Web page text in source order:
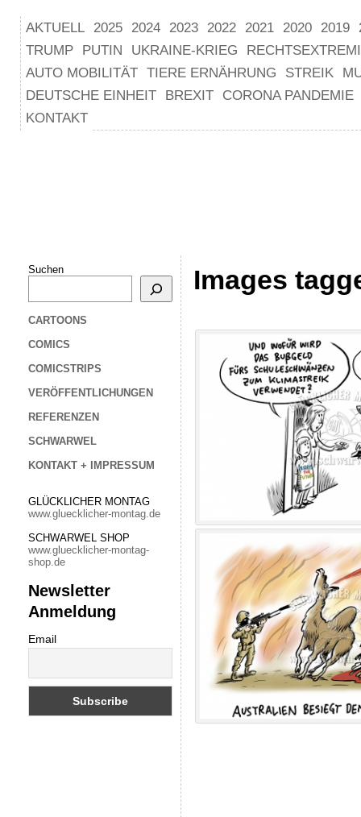
AKTUELL 2025 2024 2023 2022 2021 2020 2019
TRUMP
PUTIN UKRAINE-KRIEG
AUTO MOBILITÄT TIERE ERNÄHRUNG STREIK
DEUTSCHE EINHEIT
BREXIT
CORONA PANDEMIE
KONTAKT
Suchen
CARTOONS
COMICS
COMICSTRIPS
VERÖFFENTLICHUNGEN
REFERENZEN
SCHWARWEL
KONTAKT + IMPRESSUM
GLÜCKLICHER MONTAG
www.gluecklicher-montag.de
SCHWARWEL SHOP
www.gluecklicher-montag-
shop.de
Newsletter
Anmeldung
Email
Images